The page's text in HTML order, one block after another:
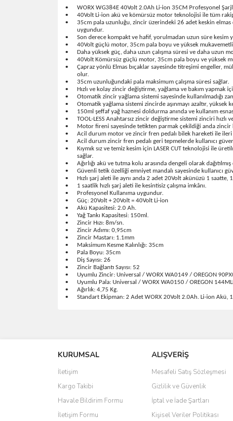
•
WORX WG384E 40Volt 2.0Ah Li-ion 35CM Profesyonel
•
40Volt Li-ion akü ve kömürsüz motor teknolojisi ile tüm
•
35cm pala uzunluğu, zincir üzerindeki 26 adet keskin elmas
uygundur.
•
Son derece kompakt ve hafif, yorulmadan uzun süre kesim
•
40Volt güçlü motor, 35cm pala boyu ve yüksek
•
Daha yüksek güç, daha uzun çalışma süresi ve daha
•
40Volt Kömürsüz güçlü motor, 35cm pala boyu ve yüksek
•
Çapraz yönlü Elmas bıçaklar sayesinde titreşimi engeller,
olur.
•
35cm uzunluğundaki pala maksimum çalışma süresi sağlar.
•
Hızlı ve kolay zincir değiştirme, yağlama ve bakım yapmak
•
Otomatik zincir yağlama sistemi sayesinde kullanılmadığı
•
Otomatik yağlama sistemi zincirde aşınmayı azaltır, yüksek
•
150ml şeffaf yağ haznesi doldurma anında ve kullanım
•
TOOL-LESS Anahtarsız zincir değiştirme sistemi zinciri hızlı
•
Motor fireni sayesinde tetikten parmak çekildiği anda zincir
•
Acil durum motor ve zincir fren pedalı bilek hareketi ile ileri
•
Acil durum zincir fren pedalı geri tepmelerde kullanıcı
•
Kıymık sız ve temiz kesim için LASER CUT teknolojisi ile
sağlar.
•
Ağırlığı akü ve tutma kolu arasında dengeli olarak
•
Güvenli tetik özelliği emniyet mandalı sayesinde kullanıcı
•
Hızlı şarj aleti ile aynı anda 2 adet 20Volt akünüzü 1
•
1 saatlik hızlı şarj aleti ile kesintisiz çalışma imkânı.
•
Profesyonel Kullanıma uygundur.
•
Güç: 20Volt + 20Volt = 40Volt Li-ion
•
Akü Kapasitesi: 2.0 Ah.
•
Yağ Tankı Kapasitesi: 150ml.
•
Zincir Hızı: 8m/sn.
•
Zincir Adımı: 0,95cm
•
Zincir Mastarı: 1.1mm
•
Maksimum Kesme Kalınlığı: 35cm
•
Pala Boyu: 35cm
•
Diş Sayısı: 26
•
Zincir Bağlantı Sayısı: 52
•
Uyumlu Zincir: Universal / WORX WA0149 / OREGON
•
Uyumlu Pala: Universal / WORX WA0150 / OREGON
•
Ağırlık: 4,75 Kg.
•
Standart Ekipman: 2 Adet WORX 20Volt 2.0Ah. Li-ion Akü, 1
Ürün resmi kalitesiz, bozuk veya görüntülenemiyor.
Ürün açıklamasında eksik bilgiler bulunuyor.
Ürün bilgilerinde hatalar bulunuyor.
Ürün fiyatı diğer sitelerden daha pahalı.
Bu ürüne benzer farklı alternatifler olmalı.
KURUMSAL
İletişim
Kargo Takibi
Havale Bildirim Formu
İletişim Formu
ALIŞVERİŞ
Mesafeli Satış Sözleşmesi
Gizlilik ve Güvenlik
İptal ve İade Şartları
Kişisel Veriler Politikası